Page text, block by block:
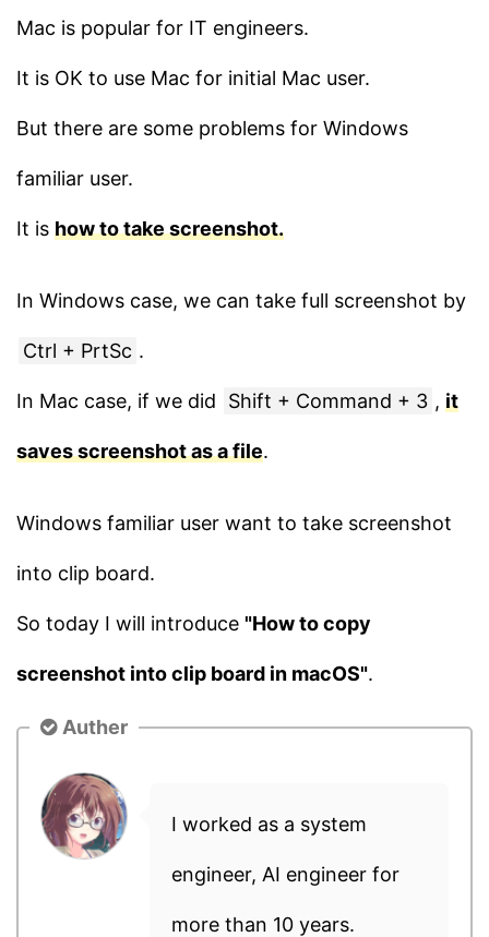
Mac is popular for IT engineers.
It is OK to use Mac for initial Mac user.
But there are some problems for Windows
familiar user.
It is how to take screenshot.
In Windows case, we can take full screenshot by
Ctrl + PrtSc .
In Mac case, if we did Shift + Command + 3 , it
saves screenshot as a file.
Windows familiar user want to take screenshot
into clip board.
So today I will introduce "How to copy
screenshot into clip board in macOS".
Auther
I worked as a system
engineer, AI engineer for
more than 10 years.